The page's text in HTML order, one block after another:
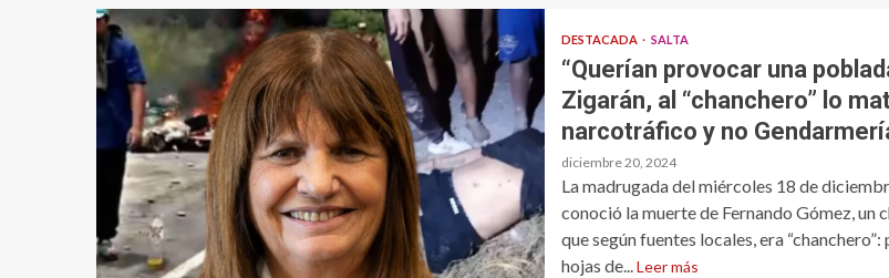
DESTACADA SALTA
“Querían provocar una
Zigarán, al “chanchero” lo
narcotráfico y no
diciembre 20, 2024
La madrugada del miércoles 18 de
conoció la muerte de Fernando Gómez, un
que según fuentes locales, era “chanchero”:
hojas de...Leer más